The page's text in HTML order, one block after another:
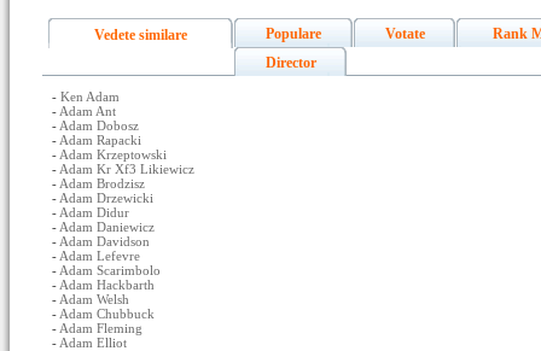
Vedete similare Populare Votate
Rank
Director
- Ken Adam
- Adam Ant
- Adam Dobosz
- Adam Rapacki
- Adam Krzeptowski
- Adam Kr Xf3 Likiewicz
- Adam Brodzisz
- Adam Drzewicki
- Adam Didur
- Adam Daniewicz
- Adam Davidson
- Adam Lefevre
- Adam Scarimbolo
- Adam Hackbarth
- Adam Welsh
- Adam Chubbuck
- Adam Fleming
- Adam Elliot